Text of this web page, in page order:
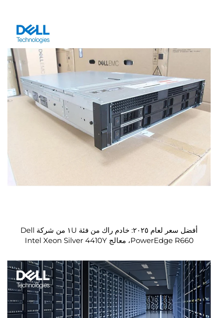
أفضل سعر لعام ٢٠٢٥: خادم راك من فئة ١U من شركة Dell
PowerEdge R660، معالج Intel Xeon Silver 4410Y